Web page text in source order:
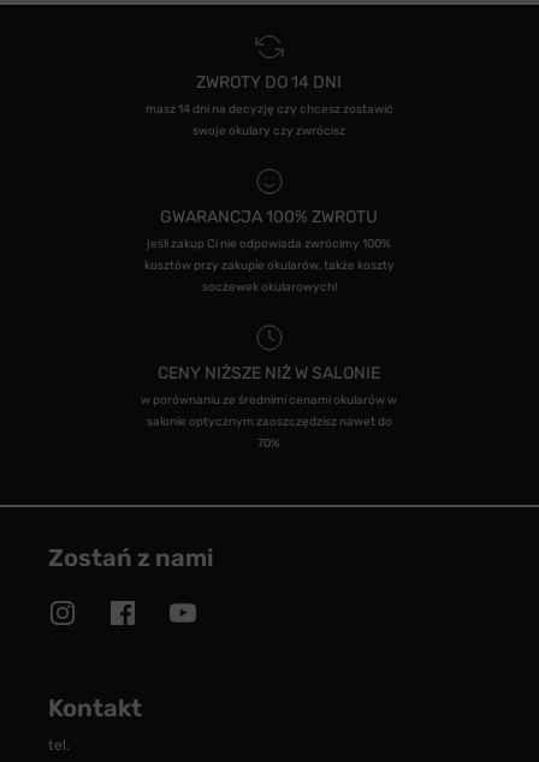
ZWROTY DO 14 DNI
masz 14 dni na decyzję czy chcesz zostawić
swoje okulary czy zwrócisz
GWARANCJA 100% ZWROTU
jeśli zakup Ci nie odpowiada zwrócimy 100%
kosztów przy zakupie okularów, także koszty
soczewek okularowych!
CENY NIŻSZE NIŻ W SALONIE
w porównaniu ze średnimi cenami okularów w
salonie optycznym zaoszczędzisz nawet do
70%
Zostań z nami
Kontakt
tel.